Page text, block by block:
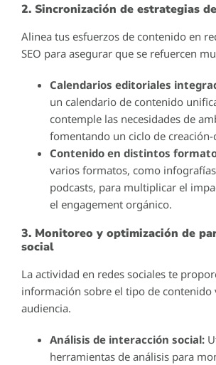
2. Sincronización de estrategias
Alinea tus esfuerzos de contenido en
SEO para asegurar que se refuercen
Calendarios editoriales
un calendario de contenido
contemple las necesidades de
fomentando un ciclo de
Contenido en distintos
varios formatos, como
podcasts, para multiplicar el
el engagement orgánico.
3. Monitoreo y optimización de
social
La actividad en redes sociales te
información sobre el tipo de contenido
audiencia.
Análisis de interacción social:
herramientas de análisis para